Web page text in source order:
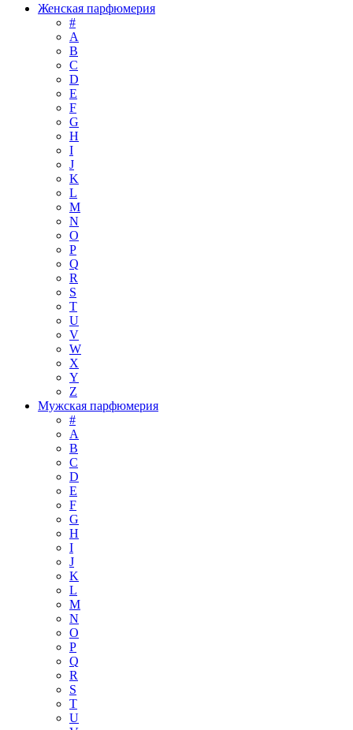
Женская парфюмерия
#
А
B
C
D
E
F
G
H
I
J
K
L
M
N
O
P
Q
R
S
T
U
V
W
X
Y
Z
Мужская парфюмерия
#
A
B
C
D
E
F
G
H
I
J
K
L
M
N
O
P
Q
R
S
T
U